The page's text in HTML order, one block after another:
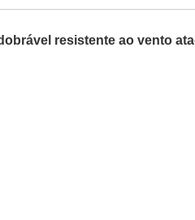
resistente ao vento